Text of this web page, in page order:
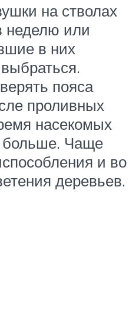
на стволах
неделю или
в них
пояса
проливных
насекомых
больше. Чаще
и во
деревьев.